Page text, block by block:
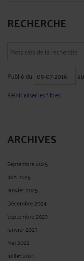
RECHERCHE
Publié du au
Réinitialiser les filtres
ARCHIVES
Septembre 2025
Juin 2025
Janvier 2025
Décembre 2024
Septembre 2023
Janvier 2023
Mai 2022
Juillet 2021